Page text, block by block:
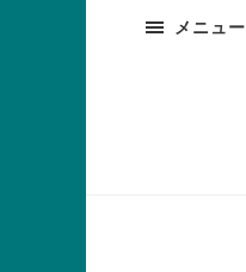
メニュー